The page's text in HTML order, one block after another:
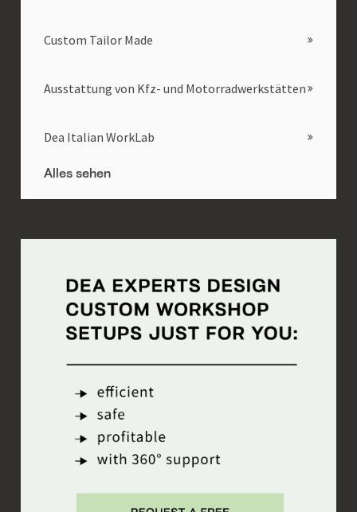
Custom Tailor Made
Ausstattung von Kfz- und Motorradwerkstätten
Dea Italian WorkLab
Alles sehen